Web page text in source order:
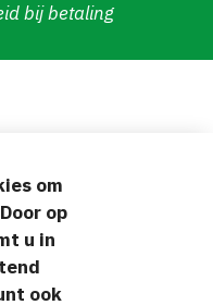
bij betaling
om
op
u in
ook